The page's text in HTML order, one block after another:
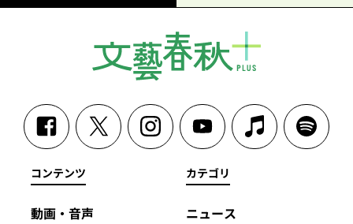
コンテンツ
動画・音声
カテゴリ
ニュース